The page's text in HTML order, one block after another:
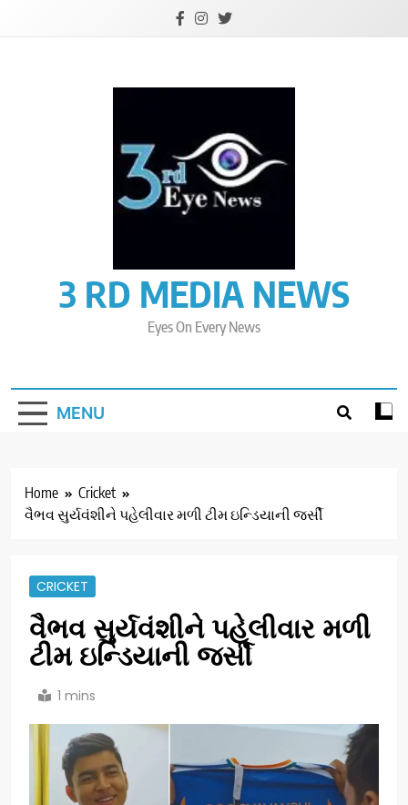
3 RD MEDIA NEWS
Eyes On Every News
MENU
Home
Cricket
વૈભવ સુર્યવંશીને પહેલીવાર મળી ટીમ ઇન્ડિયાની જર્સી
CRICKET
વૈભવ સુર્યવંશીને પહેલીવાર મળી
ટીમ ઇન્ડિયાની જર્સી
1 mins